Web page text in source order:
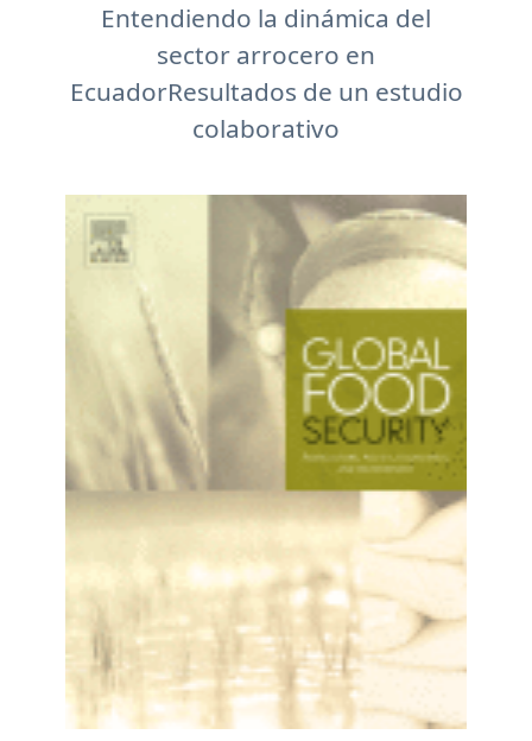
Entendiendo la dinámica del
sector arrocero en
EcuadorResultados de un estudio
colaborativo